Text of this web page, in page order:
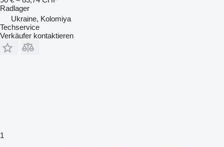
Radlager
Ukraine, Kolomiya
Techservice
Verkäufer kontaktieren
1